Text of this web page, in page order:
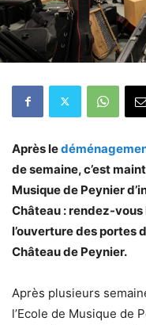
Après le
de semaine, c’est
Musique de Peynier
Château : rendez-vous
l’ouverture des portes
Château de Peynier.
Après plusieurs
l’Ecole de Musique de